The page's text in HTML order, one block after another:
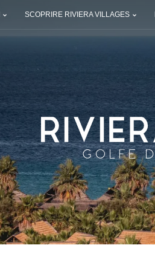
SCOPRIRE RIVIERA VILLAGES